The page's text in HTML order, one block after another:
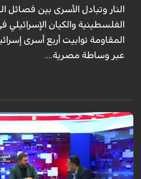
النار وتبادل الأسرى بين فصائل
الفلسطينية والكيان
المقاومة توابيت أربع أسرى
عبر وساطة مصرية....